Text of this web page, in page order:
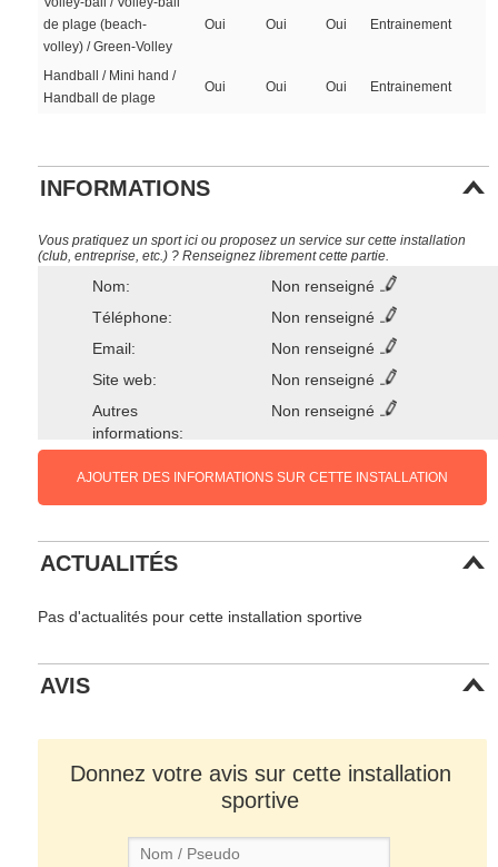
de plage (beach-
volley) / Green-Volley
Oui Oui Oui Entrainement
Handball / Mini hand /
Handball de plage
Oui Oui Oui Entrainement
INFORMATIONS
Vous pratiquez un sport ici ou proposez un service sur cette installation
(club, entreprise, etc.) ? Renseignez librement cette partie.
Nom:
Non renseigné
Téléphone:
Non renseigné
Email:
Non renseigné
Site web:
Non renseigné
Autres
informations:
Non renseigné
AJOUTER DES INFORMATIONS SUR CETTE INSTALLATION
ACTUALITÉS
Pas d'actualités pour cette installation sportive
AVIS
Donnez votre avis sur cette installation
sportive